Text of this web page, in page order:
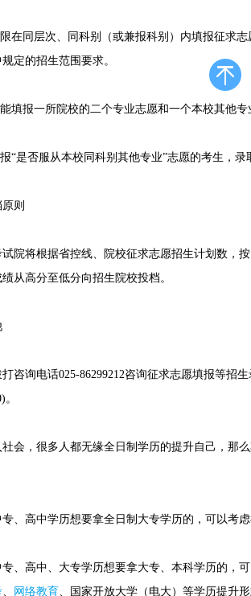
同层次、同科别（或兼报科别）内填报征求志
定的招生范围要求。
报一所院校的二个专业志愿和一个本校其他专
是否服从本校同科别其他专业”志愿的考生，录
则
将根据省控线、院校征求志愿招生计划数，按
从高分至低分向招生院校投档。
询电话025-86299212咨询征求志愿填报等招生
，很多人都无缘全日制学历的提升自己，那么
高中学历想要拿全日制大专学历的，可以考虑
高中、大专学历想要拿大专、本科学历的，可
、 网络教育、国家开放大学（电大）等学历提升